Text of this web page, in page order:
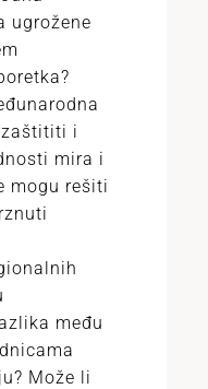
ugrožene
i
mira i
mogu rešiti
među
Može li